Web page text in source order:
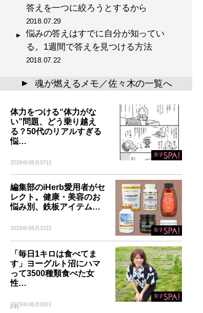
答えを一つに絞ろうとするから
2018.07.29
悩みの答えはすでに自分が知ってい
る。1週間で答えを見つける方法
2018.07.22
▲ 魂が燃えるメモ／佐々木の一覧へ
体力をつける“体力がな
い”問題、どう乗り越え
る？50代のリアルすぎる
悩…
2026年08月07日
編集部のiHerb愛用者がセ
レクト。健康・美容のお
悩み別、鉄板アイテム…
2026年06月22日
「毎日1キロは食べてま
す」ヨーグルト沼にハマ
って3500種類食べた女
性…
2026年06月09日
PR